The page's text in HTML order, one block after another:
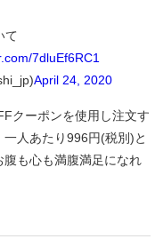
て
7dluEf6RC1
April 24, 2020
クーポンを使用し注文す
人あたり996円(税別)と
も心も満腹満足になれ